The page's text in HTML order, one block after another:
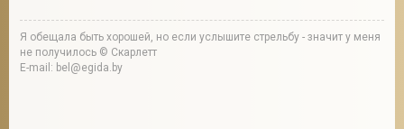
Я обещала быть хорошей, но если услышите стрельбу - значит у меня
не получилось © Скарлетт
E-mail: bel@egida.by